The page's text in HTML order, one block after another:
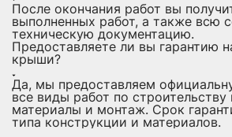
После окончания работ вы
выполненных работ, а также всю
техническую документацию.
Предоставляете ли вы гарантию
крыши?
Да, мы предоставляем
все виды работ по
материалы и монтаж. Срок
типа конструкции и материалов.